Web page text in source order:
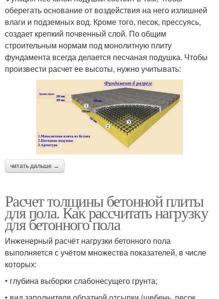
оберегать основание от воздействия на него излишней
влаги и подземных вод. Кроме того, песок, прессуясь,
создает крепкий почвенный слой. По общим
строительным нормам под монолитную плиту
фундамента всегда делается песчаная подушка. Чтобы
произвести расчет ее высоты, нужно учитывать:
читать дальше →
Расчет толщины бетонной плиты
для пола. Как рассчитать нагрузку
для бетонного пола
Инженерный расчёт нагрузки бетонного пола
выполняется с учётом множества показателей, в числе
которых:
• глубина выборки слабонесущего грунта;